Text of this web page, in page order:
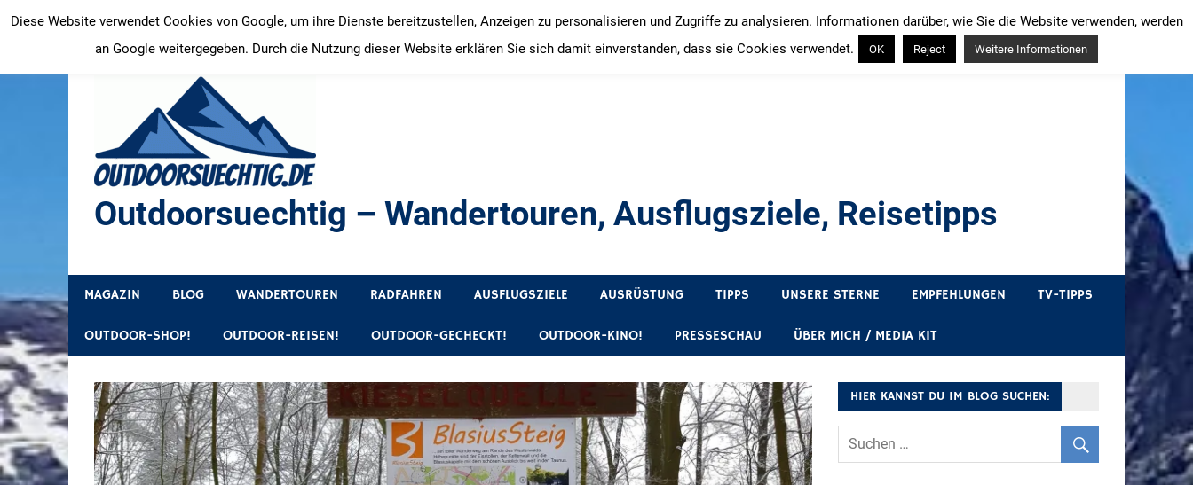
Inhalt
springen
Outdoorsuechtig – Wandertouren, Ausflugsziele, Reisetipps
MAGAZIN BLOG WANDERTOUREN RADFAHREN AUSFLUGSZIELE AUSRÜSTUNG TIPPS UNSERE STERNE EMPFEHLUNGEN TV-TIPPS
OUTDOOR-SHOP! OUTDOOR-REISEN! OUTDOOR-GECHECKT! OUTDOOR-KINO! PRESSESCHAU ÜBER MICH / MEDIA KIT
HIER KANNST DU IM BLOG SUCHEN:
Diese Website verwendet Cookies von Google, um ihre Dienste bereitzustellen, Anzeigen zu personalisieren und Zugriffe zu analysieren. Informationen darüber, wie Sie die Website verwenden, werden
an Google weitergegeben. Durch die Nutzung dieser Website erklären Sie sich damit einverstanden, dass sie Cookies verwendet.
OK Reject Weitere Informationen